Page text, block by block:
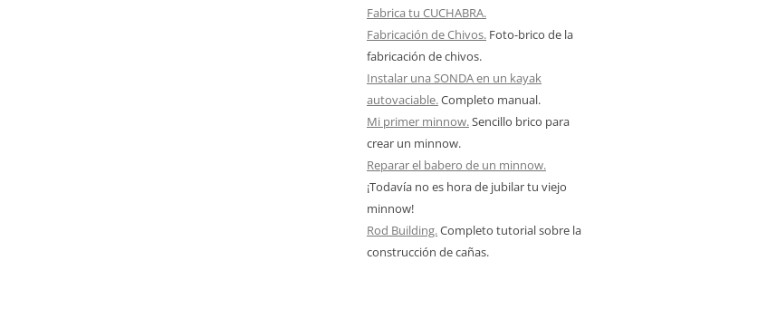
Fabrica tu CUCHABRA.
Fabricación de Chivos. Foto-brico de la
fabricación de chivos.
Instalar una SONDA en un kayak
autovaciable.Completo manual.
Mi primer minnow.Sencillo brico para
crear un minnow.
Reparar el babero de un minnow.
¡Todavía no es hora de jubilar tu viejo
minnow!
Rod Building.Completo tutorial sobre la
construcción de cañas.